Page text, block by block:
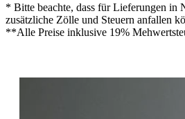
* Bitte beachte, dass für Lieferungen in
zusätzliche Zölle und Steuern anfallen
**Alle Preise inklusive 19%